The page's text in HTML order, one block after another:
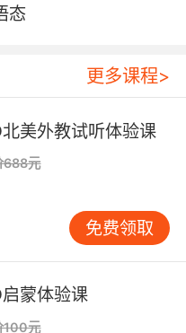
态
更多课程>
美外教试听体验课
688元
免费领取
蒙体验课
100元